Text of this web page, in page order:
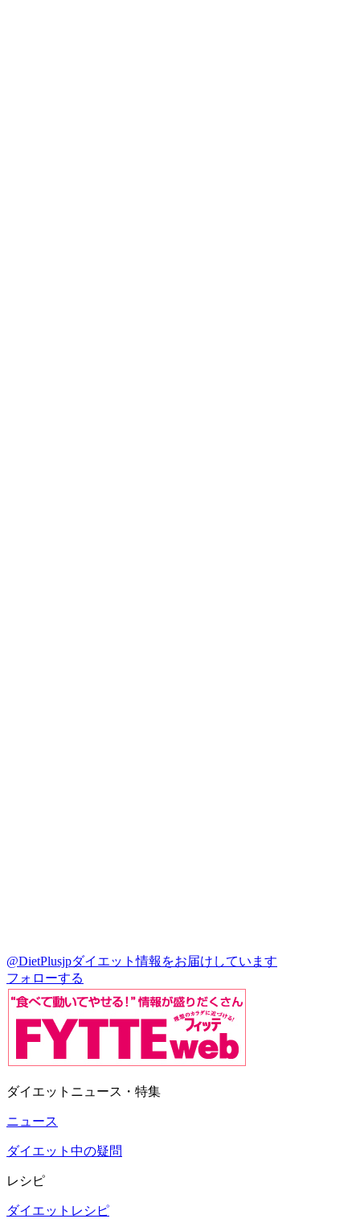
@DietPlusjpダイエット情報をお届けしています
フォローする
ダイエットニュース・特集
ニュース
ダイエット中の疑問
レシピ
ダイエットレシピ